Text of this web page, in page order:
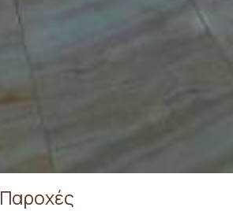
Παροχές